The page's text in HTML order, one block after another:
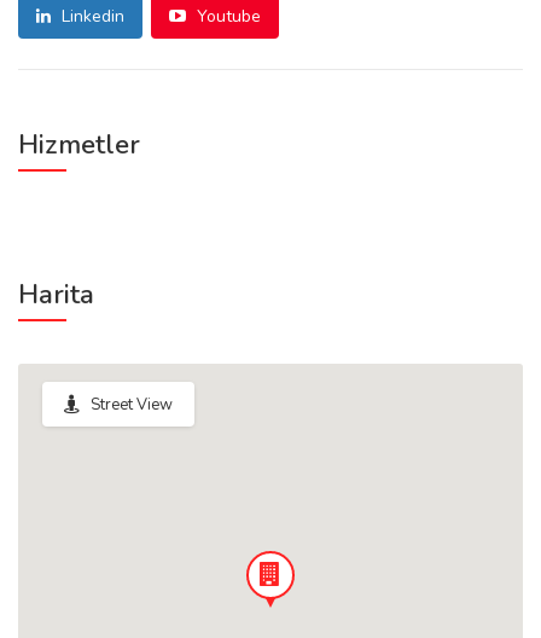
Linkedin Youtube
Hizmetler
Harita
Street View